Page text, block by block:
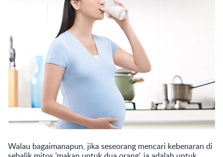
Walau bagaimanapun, jika seseorang mencari kebenaran di